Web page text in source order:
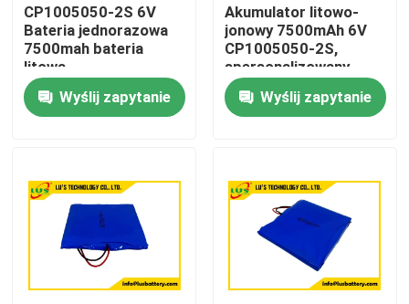
Produkty
O nas
CP1005050-2S 6V
Bateria jednorazowa
7500mah bateria
litowa
Wyślij zapytanie
Akumulator litowo-
jonowy 7500mAh 6V
CP1005050-2S,
spersonalizowany
pakiet baterii litowych
Wyślij zapytanie